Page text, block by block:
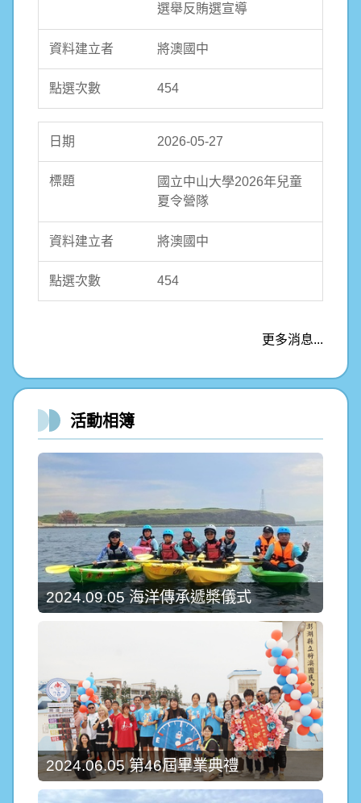
選舉反賄選宣導
將澳國中
454
2026-05-27
國立中山大學2026年兒童
夏令營隊
將澳國中
454
更多消息...
活動相簿
2024.09.05 海洋傳承遞槳儀式
2024.06.05 第46屆畢業典禮